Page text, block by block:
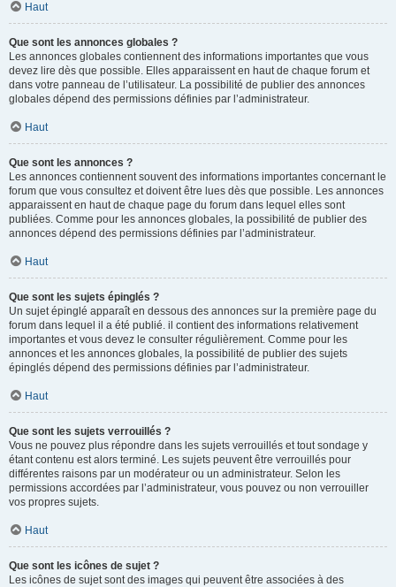
Haut
Que sont les annonces globales ?
Les annonces globales contiennent des informations importantes que vous
devez lire dès que possible. Elles apparaissent en haut de chaque forum et
dans votre panneau de l’utilisateur. La possibilité de publier des annonces
globales dépend des permissions définies par l’administrateur.
Haut
Que sont les annonces ?
Les annonces contiennent souvent des informations importantes concernant le
forum que vous consultez et doivent être lues dès que possible. Les annonces
apparaissent en haut de chaque page du forum dans lequel elles sont
publiées. Comme pour les annonces globales, la possibilité de publier des
annonces dépend des permissions définies par l’administrateur.
Haut
Que sont les sujets épinglés ?
Un sujet épinglé apparaît en dessous des annonces sur la première page du
forum dans lequel il a été publié. il contient des informations relativement
importantes et vous devez le consulter régulièrement. Comme pour les
annonces et les annonces globales, la possibilité de publier des sujets
épinglés dépend des permissions définies par l’administrateur.
Haut
Que sont les sujets verrouillés ?
Vous ne pouvez plus répondre dans les sujets verrouillés et tout sondage y
étant contenu est alors terminé. Les sujets peuvent être verrouillés pour
différentes raisons par un modérateur ou un administrateur. Selon les
permissions accordées par l’administrateur, vous pouvez ou non verrouiller
vos propres sujets.
Haut
Que sont les icônes de sujet ?
Les icônes de sujet sont des images qui peuvent être associées à des